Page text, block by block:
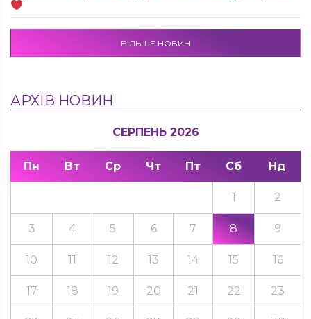
БІЛЬШЕ НОВИН
АРХІВ НОВИН
СЕРПЕНЬ 2026
Пн Вт Ср Чт Пт Сб Нд
1 2
3 4 5 6 7 8 9
10 11 12 13 14 15 16
17 18 19 20 21 22 23